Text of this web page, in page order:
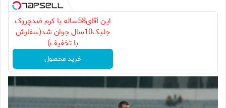
این آقای58ساله با کرم ضدچروک
جلبک10سال جوان شد(سفارش
با تخفیف)
خرید محصول